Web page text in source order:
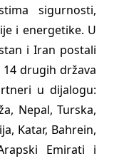
sigurnosti,
i energetike. U
i Iran postali
drugih država
u dijalogu:
Nepal, Turska,
Katar, Bahrein,
Emirati i